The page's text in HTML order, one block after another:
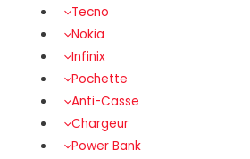
Tecno
Nokia
Infinix
Pochette
Anti-Casse
Chargeur
Power Bank